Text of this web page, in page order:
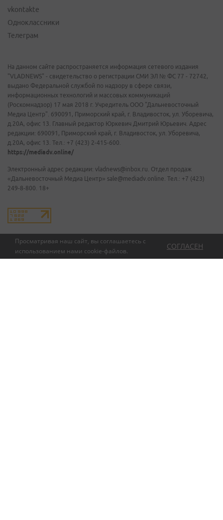
Просматривая наш сайт, вы соглашаетесь с
использованием нами cookie-файлов.
СОГЛАСЕН
vkontakte
Одноклассники
Телеграм
На данном сайте распространяется информация сетевого издания
"VLADNEWS" - свидетельство о регистрации СМИ ЭЛ № ФС 77 - 72742,
выдано Федеральной службой по надзору в сфере связи,
информационных технологий и массовых коммуникаций
(Роскомнадзор) 17 мая 2018 г. Учредитель ООО "Дальневосточный
Медиа Центр". 690091, Приморский край, г. Владивосток, ул. Уборевича,
д.20А, офис 13. Главный редактор Юркевич Дмитрий Юрьевич. Адрес
редакции: 690091, Приморский край, г. Владивосток, ул. Уборевича,
д.20А, офис 13. Тел.: +7 (423) 2-415-600.
https://mediadv.online/
Электронный адрес редакции: vladnews@inbox.ru. Отдел продаж
«Дальневосточный Медиа Центр» sale@mediadv.online. Тел.: +7 (423)
249-8-800. 18+